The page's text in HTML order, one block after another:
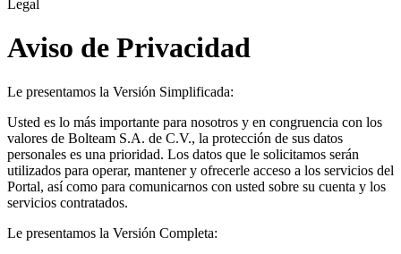
Legal
Aviso de Privacidad
Le presentamos la Versión Simplificada:
Usted es lo más importante para nosotros y en congruencia con los
valores de Bolteam S.A. de C.V., la protección de sus datos
personales es una prioridad. Los datos que le solicitamos serán
utilizados para operar, mantener y ofrecerle acceso a los servicios del
Portal, así como para comunicarnos con usted sobre su cuenta y los
servicios contratados.
Le presentamos la Versión Completa: